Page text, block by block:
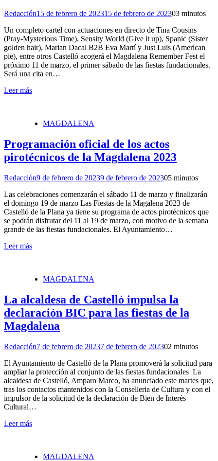
Redacción15 de febrero de 202315 de febrero de 202303 minutos
Un completo cartel con actuaciones en directo de Tina Cousins
(Pray-Mysterious Time), Sensity World (Give it up), Spanic (Sister
golden hair), Marian Dacal B2B Eva Martí y Just Luis (American
pie), entre otros Castelló acogerá el Magdalena Remember Fest el
próximo 11 de marzo, el primer sábado de las fiestas fundacionales.
Será una cita en…
Leer más
MAGDALENA
Programación oficial de los actos
pirotécnicos de la Magdalena 2023
Redacción9 de febrero de 20239 de febrero de 202305 minutos
Las celebraciones comenzarán el sábado 11 de marzo y finalizarán
el domingo 19 de marzo Las Fiestas de la Magalena 2023 de
Castelló de la Plana ya tiene su programa de actos pirotécnicos que
se podrán disfrutar del 11 al 19 de marzo, con motivo de la semana
grande de las fiestas fundacionales. El Ayuntamiento…
Leer más
MAGDALENA
La alcaldesa de Castelló impulsa la
declaración BIC para las fiestas de la
Magdalena
Redacción7 de febrero de 20237 de febrero de 202302 minutos
El Ayuntamiento de Castelló de la Plana promoverá la solicitud para
ampliar la protección al conjunto de las fiestas fundacionales La
alcaldesa de Castelló, Amparo Marco, ha anunciado este martes que,
tras los contactos mantenidos con la Conselleria de Cultura y con el
impulsor de la solicitud de la declaración de Bien de Interés
Cultural…
Leer más
MAGDALENA